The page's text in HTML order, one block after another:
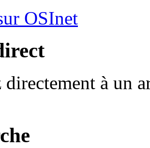
OSInet
directement à un